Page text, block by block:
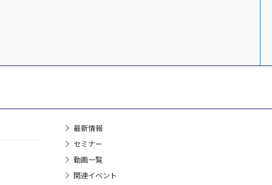
最新情報
セミナー
動画一覧
関連イベント